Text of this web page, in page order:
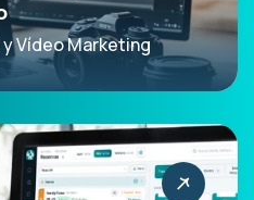
Vídeo Marketing